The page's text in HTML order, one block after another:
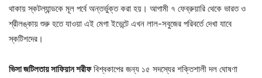
থাকায় স্কটল্যান্ডকে মূল পর্বে অন্তর্ভুক্ত করা হয়। আগামী ৭ ফেব্রুয়ারি থেকে ভারত ও
শ্রীলঙ্কায় শুরু হতে যাওয়া এই মেগা ইভেন্টে এখন লাল-সবুজের পরিবর্তে দেখা যাবে
স্কটিশদের।
ভিসা জটিলতায় সাফিয়ান শরীফবিশ্বকাপের জন্য ১৫ সদস্যের শক্তিশালী দল ঘোষণা